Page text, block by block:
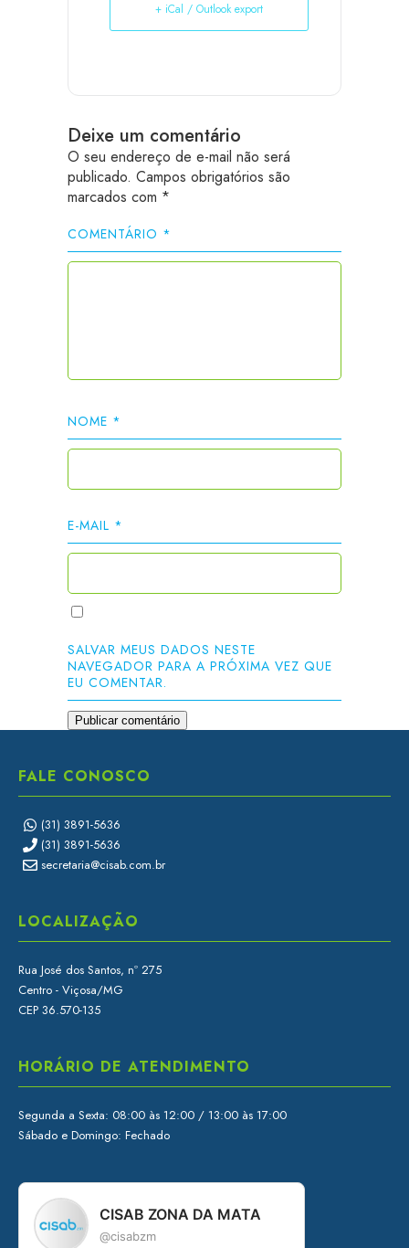
+ iCal / Outlook export
Deixe um comentário
O seu endereço de e-mail não será
publicado. Campos obrigatórios são
marcados com *
COMENTÁRIO *
NOME *
E-MAIL *
SALVAR MEUS DADOS NESTE
NAVEGADOR PARA A PRÓXIMA VEZ QUE
EU COMENTAR.
FALE CONOSCO
(31) 3891-5636
(31) 3891-5636
secretaria@cisab.com.br
LOCALIZAÇÃO
Rua José dos Santos, nº 275
Centro - Viçosa/MG
CEP 36.570-135
HORÁRIO DE ATENDIMENTO
Segunda a Sexta: 08:00 às 12:00 / 13:00 às 17:00
Sábado e Domingo: Fechado
CISAB ZONA DA MATA
@cisabzm